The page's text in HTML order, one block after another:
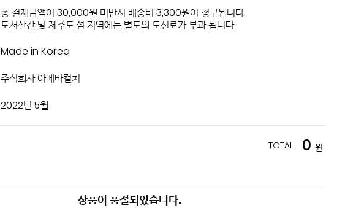
총 결제금액이 30,000원 미만시 배송비 3,300원이 청구됩니다.
도서산간 및 제주도,섬 지역에는 별도의 도선료가 부과 됩니다.
Made in Korea
주식회사 아메바컬쳐
2022년 5월
TOTAL 0 원
상품이 품절되었습니다.